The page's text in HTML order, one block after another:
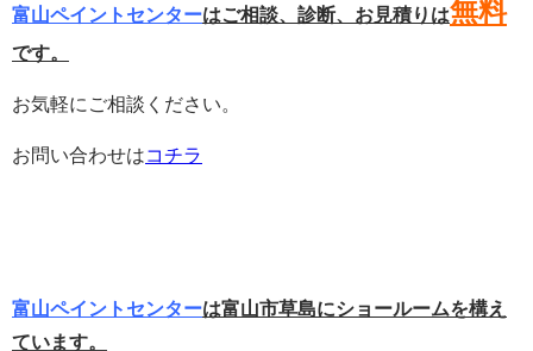
富山ペイントセンターはご相談、診断、お見積りは無料
です。
お気軽にご相談ください。
お問い合わせはコチラ
富山ペイントセンターは富山市草島にショールームを構え
ています。